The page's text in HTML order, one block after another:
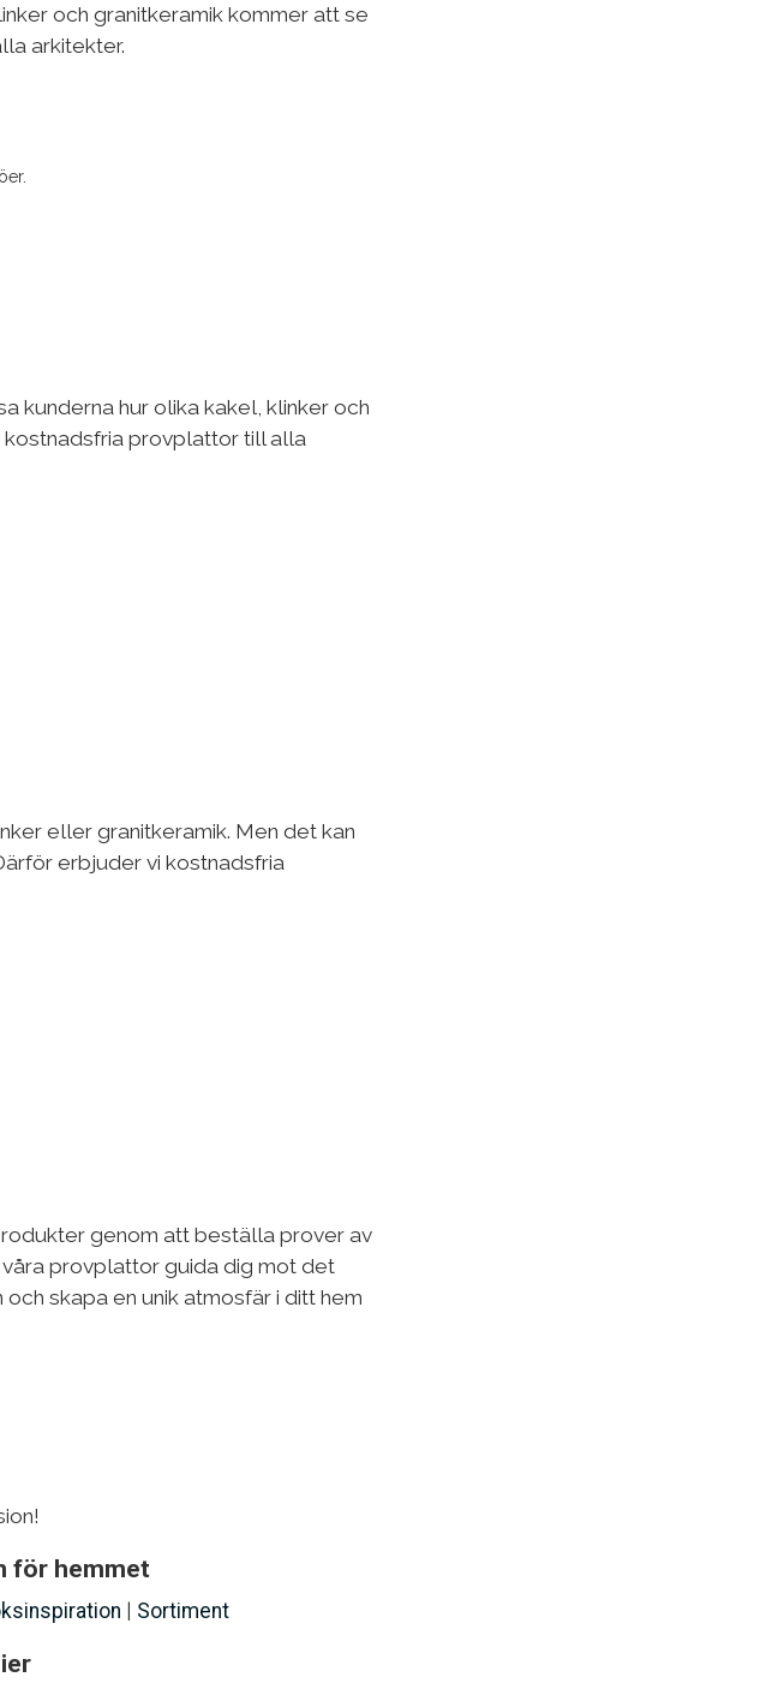
och granitkeramik kommer att se
arkitekter.
kunderna hur olika kakel, klinker och
kostnadsfria provplattor till alla
eller granitkeramik. Men det kan
erbjuder vi kostnadsfria
genom att beställa prover av
provplattor guida dig mot det
skapa en unik atmosfär i ditt hem
för hemmet
Sortiment